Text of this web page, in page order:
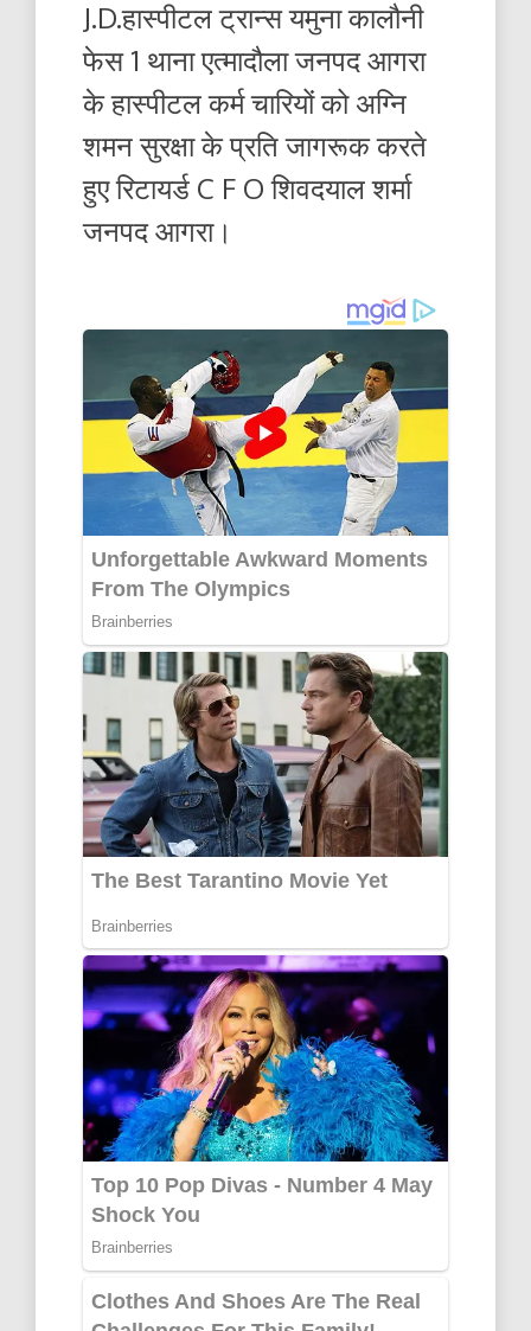
J.D.हास्पीटल ट्रान्स यमुना कालौनी
फेस 1 थाना एत्मादौला जनपद आगरा
के हास्पीटल कर्म चारियों को अग्नि
शमन सुरक्षा के प्रति जागरूक करते
हुए रिटायर्ड C F O शिवदयाल शर्मा
जनपद आगरा।